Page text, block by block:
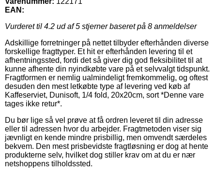
EAN:
Vurderet til 4.2 ud af 5 stjerner baseret på 8 anmeldelser
Adskillige forretninger på nettet tilbyder efterhånden diverse
forskellige fragttyper. Et hit er efterhånden levering til et
afhentningssted, fordi det så giver dig god fleksibilitet til at
kunne afhente din nyindkøbte vare på et selvvalgt tidspunkt.
Fragtformen er nemlig ualmindeligt fremkommelig, og oftest
desuden den mest letkøbte type af levering ved køb af
Kaffeserviet, Dunisoft, 1/4 fold, 20x20cm, sort *Denne vare
tages ikke retur*.
Du bør lige så vel prøve at få ordren leveret til din adresse
eller til adressen hvor du arbejder. Fragtmetoden viser sig
jævnligt en kende mindre prisbillig, men omvendt særdeles
bekvem. Den mest prisbevidste fragtløsning er dog at hente
produkterne selv, hvilket dog stiller krav om at du er nær
netshoppens tilholdssted.